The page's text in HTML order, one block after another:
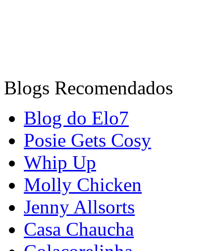
Blogs Recomendados
Blog do Elo7
Posie Gets Cosy
Whip Up
Molly Chicken
Jenny Allsorts
Casa Chaucha